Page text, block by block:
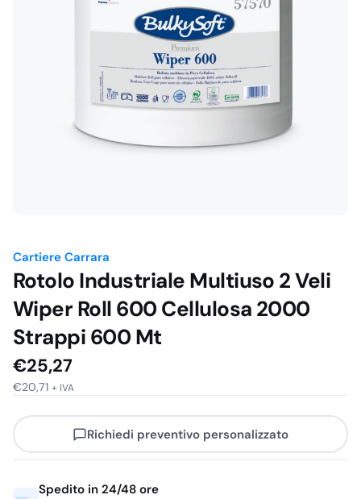
Cartiere Carrara
Rotolo Industriale Multiuso 2 Veli
Wiper Roll 600 Cellulosa 2000
Strappi 600 Mt
€25,27
€20,71 + IVA
Richiedi preventivo personalizzato
Spedito in 24/48 ore